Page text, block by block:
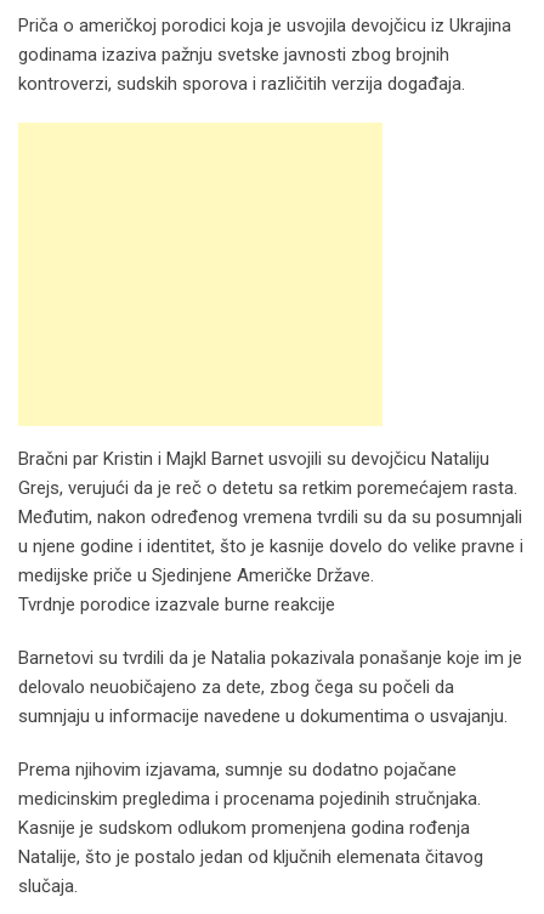
Priča o američkoj porodici koja je usvojila devojčicu iz Ukrajina
godinama izaziva pažnju svetske javnosti zbog brojnih
kontroverzi, sudskih sporova i različitih verzija događaja.
Bračni par Kristin i Majkl Barnet usvojili su devojčicu Nataliju
Grejs, verujući da je reč o detetu sa retkim poremećajem rasta.
Međutim, nakon određenog vremena tvrdili su da su posumnjali
u njene godine i identitet, što je kasnije dovelo do velike pravne i
medijske priče u Sjedinjene Američke Države.
Tvrdnje porodice izazvale burne reakcije
Barnetovi su tvrdili da je Natalia pokazivala ponašanje koje im je
delovalo neuobičajeno za dete, zbog čega su počeli da
sumnjaju u informacije navedene u dokumentima o usvajanju.
Prema njihovim izjavama, sumnje su dodatno pojačane
medicinskim pregledima i procenama pojedinih stručnjaka.
Kasnije je sudskom odlukom promenjena godina rođenja
Natalije, što je postalo jedan od ključnih elemenata čitavog
slučaja.